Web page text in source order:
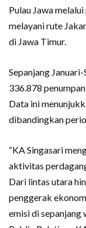
Pulau Jawa
melayani rute
di Jawa Timur.
Sepanjang
336.878
Data ini
dibandingkan
“KA Singasari
aktivitas
Dari lintas utara
penggerak
emisi di sepanjang